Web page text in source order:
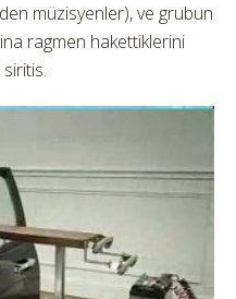
müzisyenler), ve grubun
ragmen hakettiklerini